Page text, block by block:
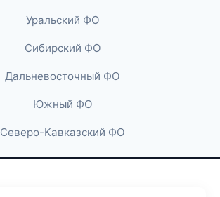
Уральский ФО
Сибирский ФО
Дальневосточный ФО
Южный ФО
Северо-Кавказский ФО